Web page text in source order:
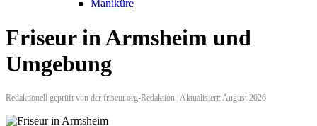
Maniküre
Friseur in Armsheim und
Umgebung
Redaktionell geprüft von der friseur.org-Redaktion | Aktualisiert: August 2026